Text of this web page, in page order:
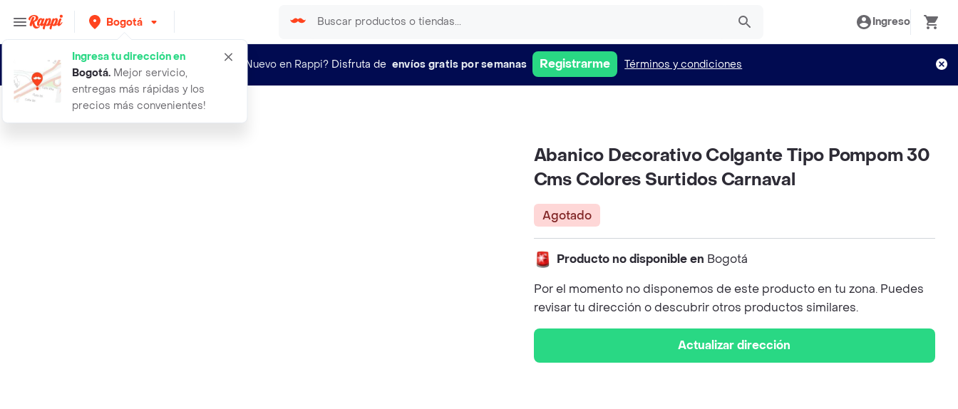
Bogotá
Ingresa tu dirección en
Bogotá. Mejor servicio,
entregas más rápidas y los
precios más convenientes!
Ingreso
¿Nuevo en Rappi? Disfruta de envíos gratis por semanas Registrarme Términos y condiciones
abanico decorativo colgante tipo po
Abanico Decorativo Colgante Tipo Pompom 30
Cms Colores Surtidos Carnaval
Agotado
Producto no disponible en Bogotá
Por el momento no disponemos de este producto en tu zona. Puedes
revisar tu dirección o descubrir otros productos similares.
Actualizar dirección